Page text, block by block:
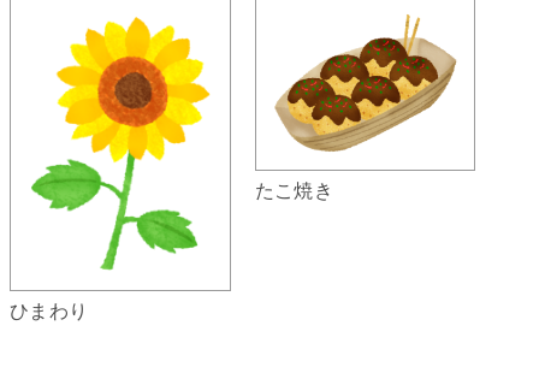
ひまわり
たこ焼き